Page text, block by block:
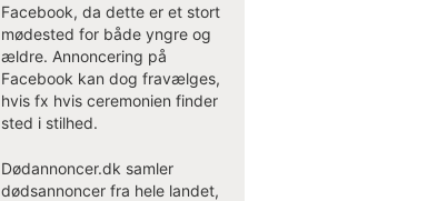
Facebook, da dette er et stort
mødested for både yngre og
ældre. Annoncering på
Facebook kan dog fravælges,
hvis fx hvis ceremonien finder
sted i stilhed.
Dødannoncer.dk samler
dødsannoncer fra hele landet,